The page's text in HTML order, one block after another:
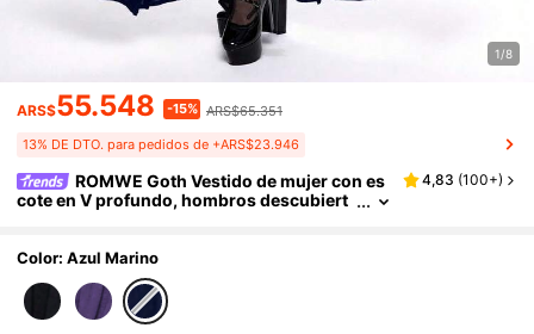
1/8
ARS$55.548 -15% ARS$65.351
13% DE DTO. para pedidos de +ARS$23.946
ROMWE Goth Vestido de mujer con es
cote en V profundo, hombros descubiert
4,83 (100+)
Color: Azul Marino